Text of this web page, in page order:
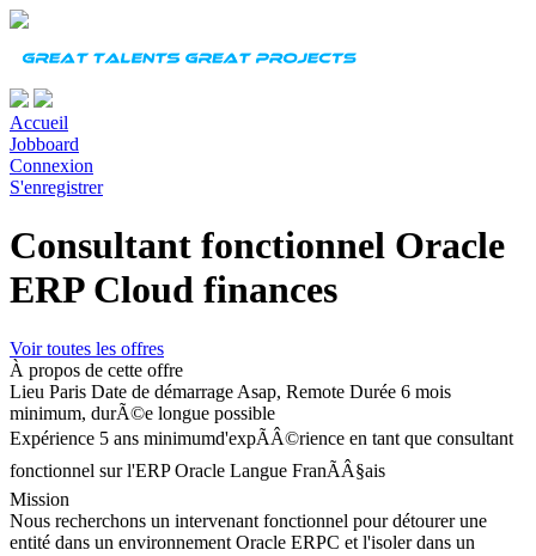
Accueil
Jobboard
Connexion
S'enregistrer
Consultant fonctionnel Oracle
ERP Cloud finances
Voir toutes les offres
À propos de cette offre
Lieu Paris Date de démarrage Asap, Remote Durée 6 mois
minimum, durÃ©e longue possible
Expérience 5 ans minimumd'expÃÂ©rience en tant que consultant
fonctionnel sur l'ERP Oracle Langue FranÃÂ§ais
Mission
Nous recherchons un intervenant fonctionnel pour détourer une
entité dans un environnement Oracle ERPC et l'isoler dans un